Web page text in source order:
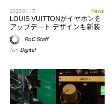
2020.01.17 News
LOUIS VUITTONがイヤホンを
アップデート デザインも新装
RoC Staff
for Digital